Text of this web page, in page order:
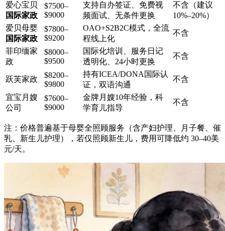
爱心宝贝
国际家政
$7500–
$9000
支持自办签证、免费视
频面试、无条件更换
不含（建议
10%–20%）
爱贝母婴
国际家政
$7800–
$9200
OAO+S2B2C模式，全流
程线上化
不含
菲印缅家
政
$8000–
$9500
国际化培训、服务日记
透明化、24小时更换
不含
跃芙家政
$8200–
$9800
持有ICEA/DONA国际认
证，双语沟通
不含
宜宝月嫂
公司
$7600–
$9000
金牌月嫂10年经验，科
学育儿指导
不含
注：价格普遍基于母婴全照顾服务（含产妇护理、月子餐、催
乳、新生儿护理），若仅照顾新生儿，费用可降低约 30–40美
元/天。